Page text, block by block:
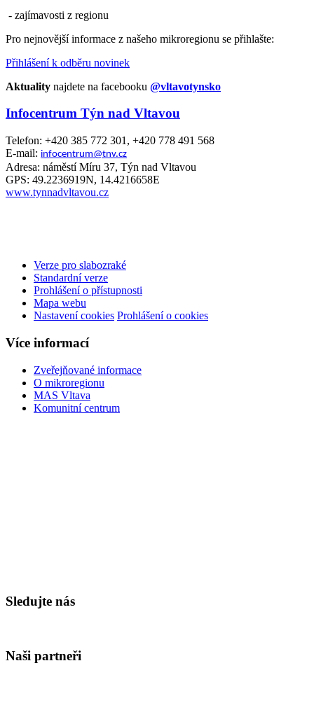
- zajímavosti z regionu
Pro nejnovější informace z našeho mikroregionu se přihlašte:
Přihlášení k odběru novinek
Aktuality najdete na facebooku @vltavotynsko
Infocentrum Týn nad Vltavou
Telefon: +420 385 772 301, +420 778 491 568
E-mail: infocentrum@tnv.cz
Adresa: náměstí Míru 37, Týn nad Vltavou
GPS: 49.2236919N, 14.4216658E
www.tynnadvltavou.cz
Verze pro slabozraké
Standardní verze
Prohlášení o přístupnosti
Mapa webu
Nastavení cookies Prohlášení o cookies
Více informací
Zveřejňované informace
O mikroregionu
MAS Vltava
Komunitní centrum
Sledujte nás
Naši partneři